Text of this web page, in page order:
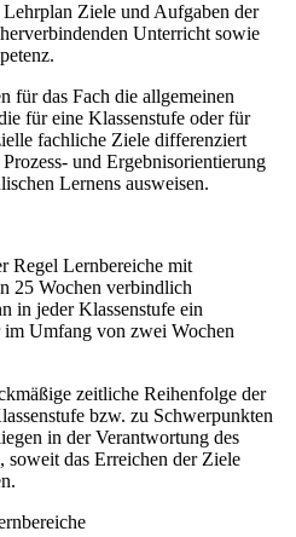
Ziele und Aufgaben der
Unterricht sowie
für das Fach die allgemeinen
für eine Klassenstufe oder für
fachliche Ziele differenziert
und Ergebnisorientierung
Lernens ausweisen.
Regel Lernbereiche mit
25 Wochen verbindlich
in jeder Klassenstufe ein
Umfang von zwei Wochen
zeitliche Reihenfolge der
bzw. zu Schwerpunkten
in der Verantwortung des
das Erreichen der Ziele